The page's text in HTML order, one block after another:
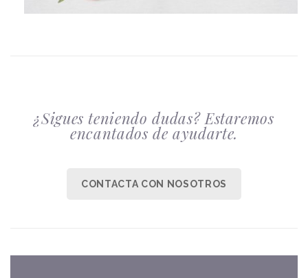
¿Sigues teniendo dudas? Estaremos
encantados de ayudarte.
CONTACTA CON NOSOTROS